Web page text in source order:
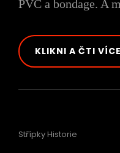
PVC a bondage. A
KLIKNI A ČTI VÍCE
Cat
Střípky Historie